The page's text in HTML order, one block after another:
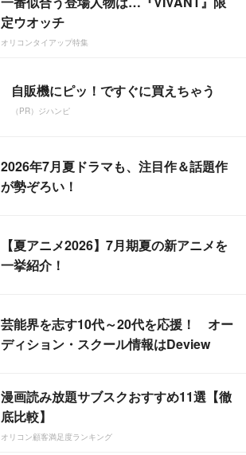
定ウオッチ
オリコンタイアップ特集
自販機にピッ！ですぐに買えちゃう
（PR）ジハンピ
2026年7月夏ドラマも、注目作＆話題作
が勢ぞろい！
【夏アニメ2026】7月期夏の新アニメを
一挙紹介！
芸能界を志す10代～20代を応援！ オー
ディション・スクール情報はDeview
漫画読み放題サブスクおすすめ11選【徹
底比較】
オリコン顧客満足度ランキング